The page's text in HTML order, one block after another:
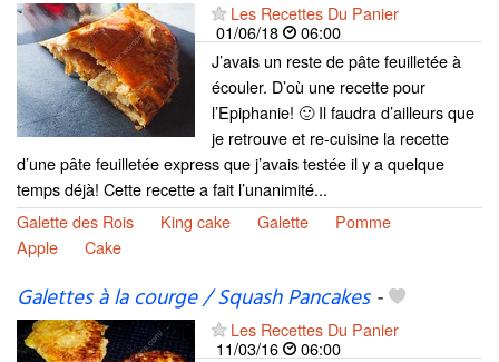
Les Recettes Du Panier
01/06/18
06:00
J’avais un reste de pâte feuilletée à
écouler. D’où une recette pour
l’Epiphanie! 🙂 Il faudra d’ailleurs que
je retrouve et re-cuisine la recette
d’une pâte feuilletée express que j’avais testée il y a quelque
temps déjà! Cette recette a fait l’unanimité...
Galette des Rois
King cake Galette
Pomme
Apple
Cake
Galettes à la courge / Squash Pancakes-
Les Recettes Du Panier
11/03/16
06:00